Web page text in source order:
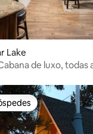
Lake
de luxo, todas